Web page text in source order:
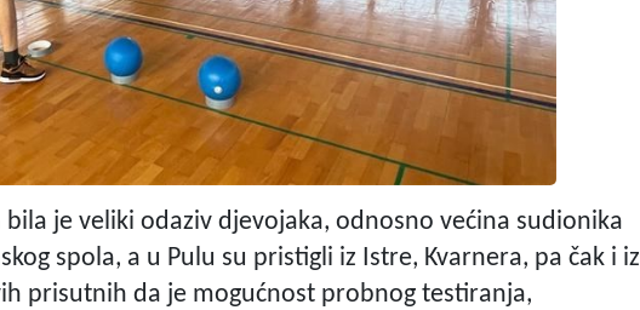
je veliki odaziv djevojaka, odnosno većina sudionika
spola, a u Pulu su pristigli iz Istre, Kvarnera, pa čak i iz
prisutnih da je mogućnost probnog testiranja,